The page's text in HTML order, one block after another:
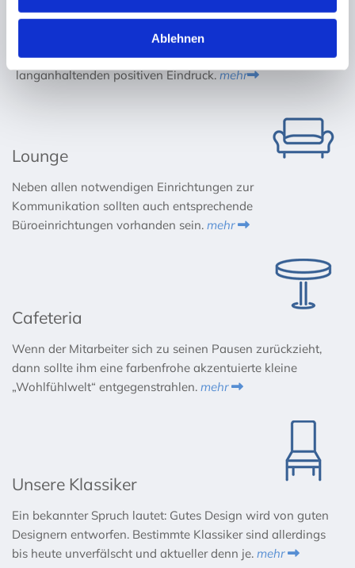
Ablehnen
Empfang
Der sinnvoll gestaltete Empfangstresen im schönen
Design hinterläßt bei den Besuchern einen
langanhaltenden positiven Eindruck.mehr
Lounge
Neben allen notwendigen Einrichtungen zur
Kommunikation sollten auch entsprechende
Büroeinrichtungen vorhanden sein. mehr 
Cafeteria
Wenn der Mitarbeiter sich zu seinen Pausen zurückzieht,
dann sollte ihm eine farbenfrohe akzentuierte kleine
„Wohlfühlwelt“ entgegenstrahlen. mehr 
Unsere Klassiker
Ein bekannter Spruch lautet: Gutes Design wird von guten
Designern entworfen. Bestimmte Klassiker sind allerdings
bis heute unverfälscht und aktueller denn je. mehr 